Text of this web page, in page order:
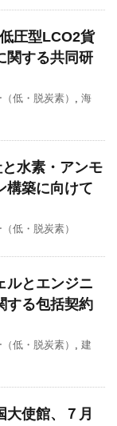
圧型LCO2貨
関する共同研
低・脱炭素） , 海
水素・アンモ
構築に向けて
低・脱炭素）
ルとエンジニ
する包括契約
低・脱炭素） , 建
大使館、７月